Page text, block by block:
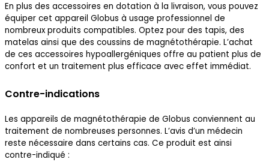
En plus des accessoires en dotation à la livraison, vous pouvez
équiper cet appareil Globus à usage professionnel de
nombreux produits compatibles. Optez pour des tapis, des
matelas ainsi que des coussins de magnétothérapie. L’achat
de ces accessoires hypoallergéniques offre au patient plus de
confort et un traitement plus efficace avec effet immédiat.
Contre-indications
Les appareils de magnétothérapie de Globus conviennent au
traitement de nombreuses personnes. L’avis d’un médecin
reste nécessaire dans certains cas. Ce produit est ainsi
contre-indiqué :